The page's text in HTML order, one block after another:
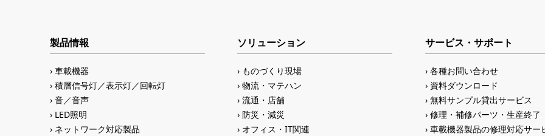
製品情報
車載機器
積層信号灯／表示灯／回転灯
音／音声
LED照明
ネットワーク対応製品
ソリューション
ものづくり現場
物流・マテハン
流通・店舗
防災・減災
オフィス・IT関連
サービス・サポート
各種お問い合わせ
資料ダウンロード
無料サンプル貸出サービス
修理・補修パーツ・生産終了
車載機器製品の修理対応サー